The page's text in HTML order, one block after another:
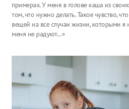
примерах. У меня в голове каша из
том, что нужно делать. Такое чувство,
вещей на все случаи жизни, которыми я
меня не радуют…»